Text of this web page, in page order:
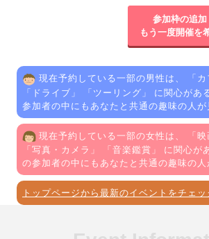
参加枠の追加
もう一度開催を
現在予約している一部の男性は、 「
「 ドライブ 」 「ツーリング 」 に関心があ
参加者の中にもあなたと共通の趣味の人
現在予約している一部の女性は、 「映
「写真・カメラ 」 「音楽鑑賞 」 に関心が
の参加者の中にもあなたと共通の趣味の
トップページから最新のイベントをチェ